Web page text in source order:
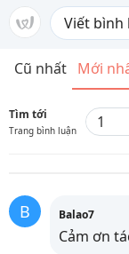
Cũ nhất Mới
Tìm tới
Trang bình luận
B Balao7
Cảm ơn